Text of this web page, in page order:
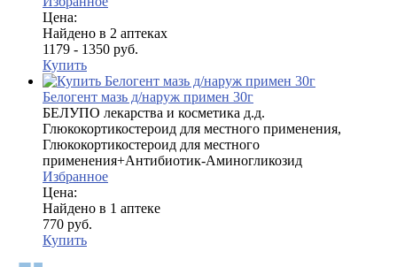
Цена:
Найдено в 2 аптеках
1179 - 1350 руб.
Купить
Белогент мазь д/наруж примен 30г
БЕЛУПО лекарства и косметика д.д.
Глюкокортикостероид для местного применения,
Глюкокортикостероид для местного
применения+Антибиотик-Аминогликозид
Избранное
Цена:
Найдено в 1 аптеке
770 руб.
Купить